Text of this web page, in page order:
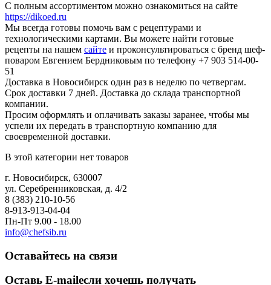
С полным ассортиментом можно ознакомиться на сайте
https://dikoed.ru
Мы всегда готовы помочь вам с рецептурами и
технологическими картами. Вы можете найти готовые
рецепты на нашем сайте и проконсультироваться с бренд шеф-
поваром Евгением Бердниковым по телефону +7 903 514-00-
51
Доставка в Новосибирск один раз в неделю по четвергам.
Срок доставки 7 дней. Доставка до склада транспортной
компании.
Просим оформлять и оплачивать заказы заранее, чтобы мы
успели их передать в транспортную компанию для
своевременной доставки.
В этой категории нет товаров
г. Новосибирск, 630007
ул. Серебренниковская, д. 4/2
8 (383) 210-10-56
8-913-913-04-04
Пн-Пт 9.00 - 18.00
info@chefsib.ru
Оставайтесь на связи
Оставь E-mailесли хочешь получать